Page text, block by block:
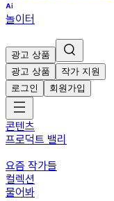
놀이터
광고 상품
광고 상품
작가 지원
로그인
회원가입
콘텐츠
프로덕트 밸리
요즘 작가들
컬렉션
물어봐